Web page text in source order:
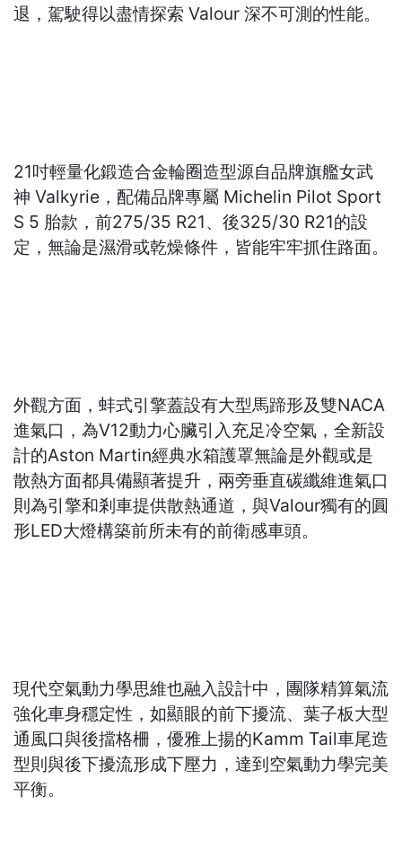
退，駕駛得以盡情探索 Valour 深不可測的性能。
21吋輕量化鍛造合金輪圈造型源自品牌旗艦女武
神 Valkyrie，配備品牌專屬 Michelin Pilot Sport
S 5 胎款，前275/35 R21、後325/30 R21的設
定，無論是濕滑或乾燥條件，皆能牢牢抓住路面。
外觀方面，蚌式引擎蓋設有大型馬蹄形及雙NACA
進氣口，為V12動力心臟引入充足冷空氣，全新設
計的Aston Martin經典水箱護罩無論是外觀或是
散熱方面都具備顯著提升，兩旁垂直碳纖維進氣口
則為引擎和剎車提供散熱通道，與Valour獨有的圓
形LED大燈構築前所未有的前衛感車頭。
現代空氣動力學思維也融入設計中，團隊精算氣流
強化車身穩定性，如顯眼的前下擾流、葉子板大型
通風口與後擋格柵，優雅上揚的Kamm Tail車尾造
型則與後下擾流形成下壓力，達到空氣動力學完美
平衡。